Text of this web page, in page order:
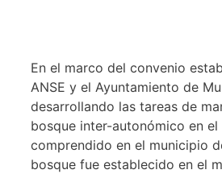
En el marco del convenio
ANSE y el Ayuntamiento de
desarrollando las tareas de
bosque inter-autonómico en el
comprendido en el municipio
bosque fue establecido en el